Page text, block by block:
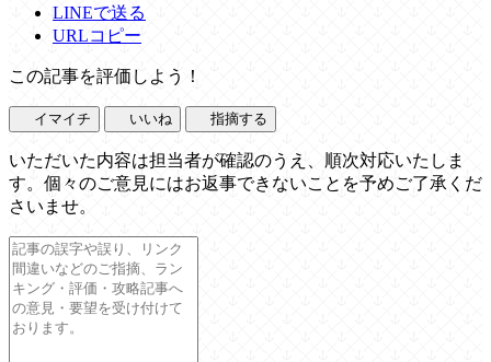
LINEで送る
URLコピー
この記事を評価しよう！
イマイチ いいね 指摘する
いただいた内容は担当者が確認のうえ、順次対応いたしま
す。個々のご意見にはお返事できないことを予めご了承くだ
さいませ。